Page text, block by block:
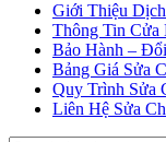
Giới Thiệu
Thông Tin Cửa
Bảo Hành –
Bảng Giá Sửa
Quy Trình Sửa
Liên Hệ Sửa